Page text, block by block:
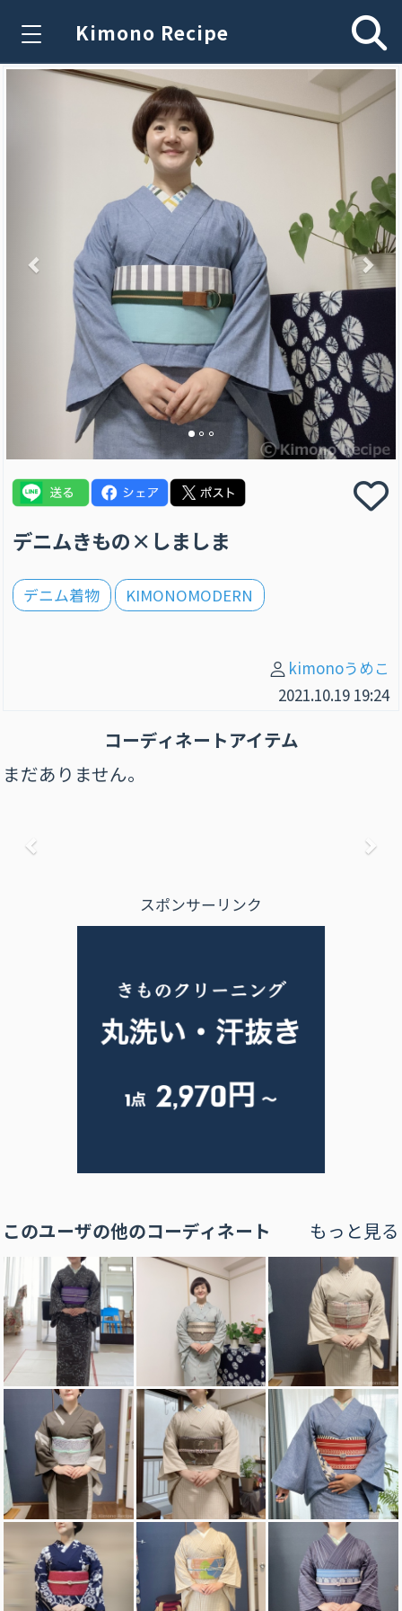
Kimono Recipe
Previous
デニムきもの×しましま
デニム着物 KIMONOMODERN
kimonoうめこ
2021.10.19 19:24
コーディネートアイテム
まだありません。
スポンサーリンク
このユーザの他のコーディネート もっと見る